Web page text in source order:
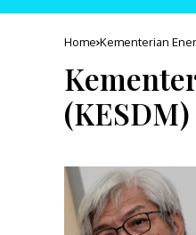
Home Kementerian
(KESDM)